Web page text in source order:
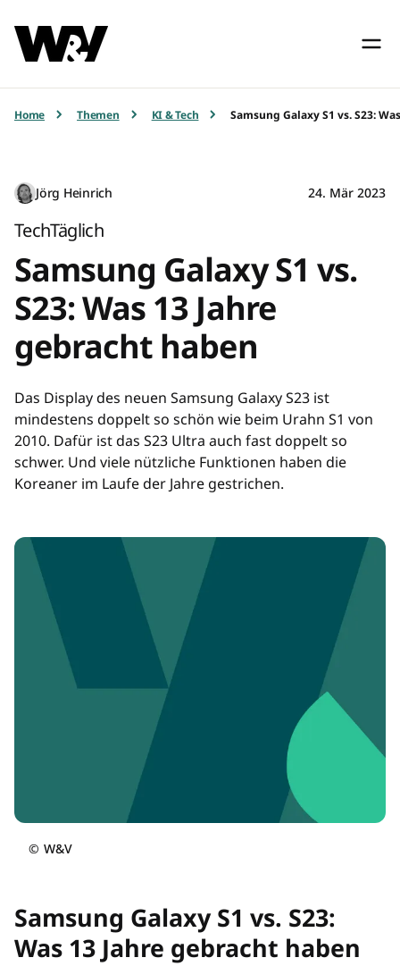
Home Themen KI & Tech Samsung Galaxy S1 vs. S23:
Jörg Heinrich 24. Mär 2023
TechTäglich
Samsung Galaxy S1 vs.
S23: Was 13 Jahre
gebracht haben
Das Display des neuen Samsung Galaxy S23 ist
mindestens doppelt so schön wie beim Urahn S1 von
2010. Dafür ist das S23 Ultra auch fast doppelt so
schwer. Und viele nützliche Funktionen haben die
Koreaner im Laufe der Jahre gestrichen.
© W&V
Samsung Galaxy S1 vs. S23:
Was 13 Jahre gebracht haben